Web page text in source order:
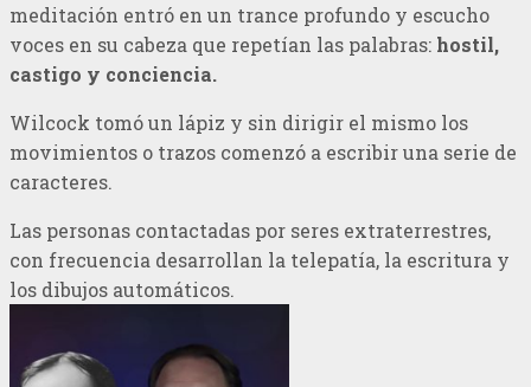
meditación entró en un trance profundo y escucho
voces en su cabeza que repetían las palabras: hostil,
castigo y conciencia.
Wilcock tomó un lápiz y sin dirigir el mismo los
movimientos o trazos comenzó a escribir una serie de
caracteres.
Las personas contactadas por seres extraterrestres,
con frecuencia desarrollan la telepatía, la escritura y
los dibujos automáticos.